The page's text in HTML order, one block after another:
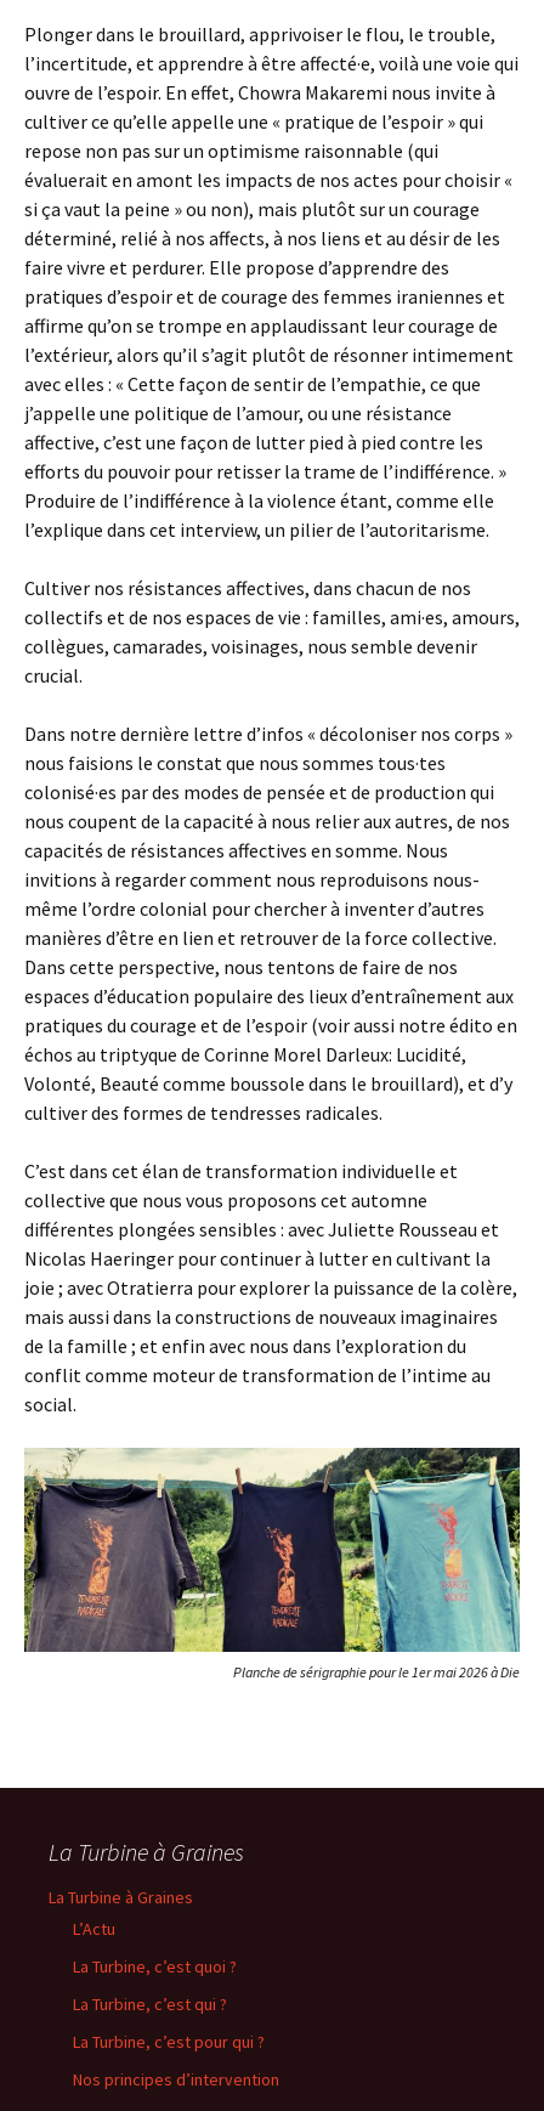
Plonger dans le brouillard, apprivoiser le flou, le trouble,
l’incertitude, et apprendre à être affecté·e, voilà une voie qui
ouvre de l’espoir. En effet, Chowra Makaremi nous invite à
cultiver ce qu’elle appelle une « pratique de l’espoir » qui
repose non pas sur un optimisme raisonnable (qui
évaluerait en amont les impacts de nos actes pour choisir «
si ça vaut la peine » ou non), mais plutôt sur un courage
déterminé, relié à nos affects, à nos liens et au désir de les
faire vivre et perdurer. Elle propose d’apprendre des
pratiques d’espoir et de courage des femmes iraniennes et
affirme qu’on se trompe en applaudissant leur courage de
l’extérieur, alors qu’il s’agit plutôt de résonner intimement
avec elles : « Cette façon de sentir de l’empathie, ce que
j’appelle une politique de l’amour, ou une résistance
affective, c’est une façon de lutter pied à pied contre les
efforts du pouvoir pour retisser la trame de l’indifférence. »
Produire de l’indifférence à la violence étant, comme elle
l’explique dans cet interview, un pilier de l’autoritarisme.
Cultiver nos résistances affectives, dans chacun de nos
collectifs et de nos espaces de vie : familles, ami·es, amours,
collègues, camarades, voisinages, nous semble devenir
crucial.
Dans notre dernière lettre d’infos « décoloniser nos corps »
nous faisions le constat que nous sommes tous·tes
colonisé·es par des modes de pensée et de production qui
nous coupent de la capacité à nous relier aux autres, de nos
capacités de résistances affectives en somme. Nous
invitions à regarder comment nous reproduisons nous-
même l’ordre colonial pour chercher à inventer d’autres
manières d’être en lien et retrouver de la force collective.
Dans cette perspective, nous tentons de faire de nos
espaces d’éducation populaire des lieux d’entraînement aux
pratiques du courage et de l’espoir (voir aussi notre édito en
échos au triptyque de Corinne Morel Darleux: Lucidité,
Volonté, Beauté comme boussole dans le brouillard), et d’y
cultiver des formes de tendresses radicales.
C’est dans cet élan de transformation individuelle et
collective que nous vous proposons cet automne
différentes plongées sensibles : avec Juliette Rousseau et
Nicolas Haeringer pour continuer à lutter en cultivant la
joie ; avec Otratierra pour explorer la puissance de la colère,
mais aussi dans la constructions de nouveaux imaginaires
de la famille ; et enfin avec nous dans l’exploration du
conflit comme moteur de transformation de l’intime au
social.
Planche de sérigraphie pour le 1er mai 2026 à Die
La Turbine à Graines
La Turbine à Graines
L’Actu
La Turbine, c’est quoi ?
La Turbine, c’est qui ?
La Turbine, c’est pour qui ?
Nos principes d’intervention